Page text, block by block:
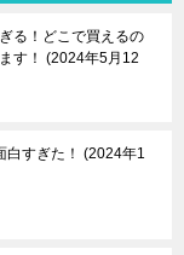
る！どこで買えるの
す！
2024年5月12
すぎた！
2024年1